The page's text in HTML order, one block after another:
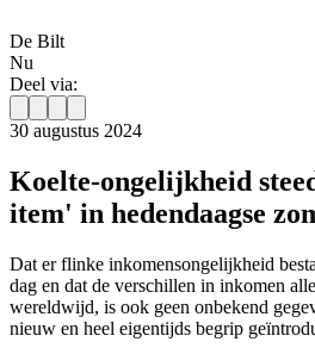
De Bilt
Nu
Deel via:
30 augustus 2024
Koelte-ongelijkheid
item' in hedendaagse
Dat er flinke inkomensongelijkheid
dag en dat de verschillen in inkomen
wereldwijd, is ook geen onbekend
nieuw en heel eigentijds begrip